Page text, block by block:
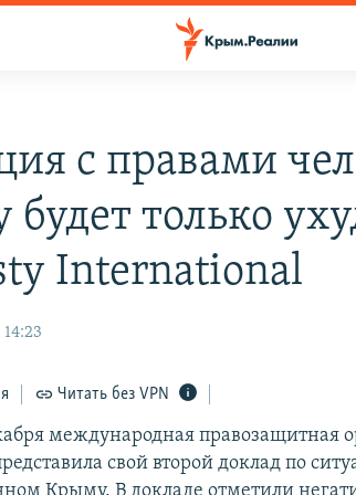
с правами
только
International
Читать без VPN
международная правозащитная
свой второй доклад по